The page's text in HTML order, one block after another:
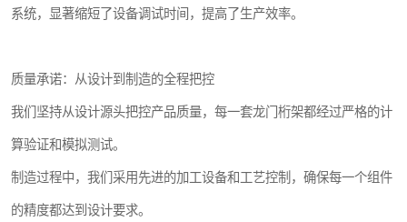
系统，显著缩短了设备调试时间，提高了生产效率。
质量承诺：从设计到制造的全程把控
我们坚持从设计源头把控产品质量，每一套龙门桁架都经过严格的计
算验证和模拟测试。
制造过程中，我们采用先进的加工设备和工艺控制，确保每一个组件
的精度都达到设计要求。